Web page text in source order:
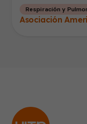
Respiración y
Asociación